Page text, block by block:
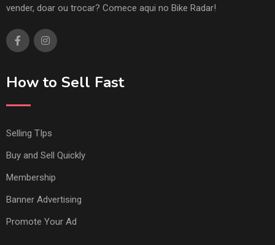
vender, doar ou trocar? Comece aqui no Bike Radar!
How to Sell Fast
Selling TIps
Buy and Sell Quickly
Membership
Banner Advertising
Promote Your Ad